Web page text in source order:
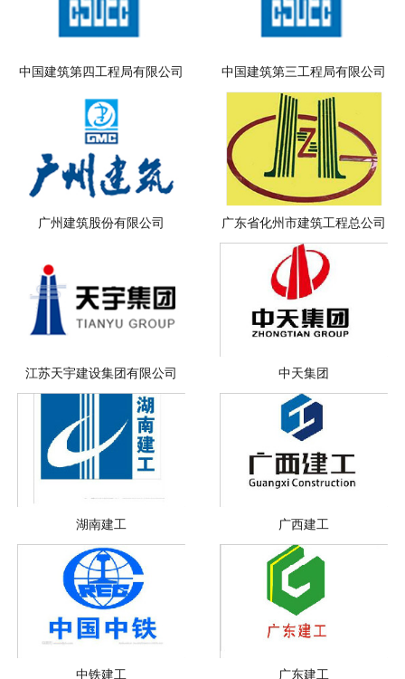
中国建筑第四工程局有限公司 中国建筑第三工程局有限公司
广州建筑股份有限公司 广东省化州市建筑工程总公司
江苏天宇建设集团有限公司 中天集团
湖南建工 广西建工
中铁建工 广东建工